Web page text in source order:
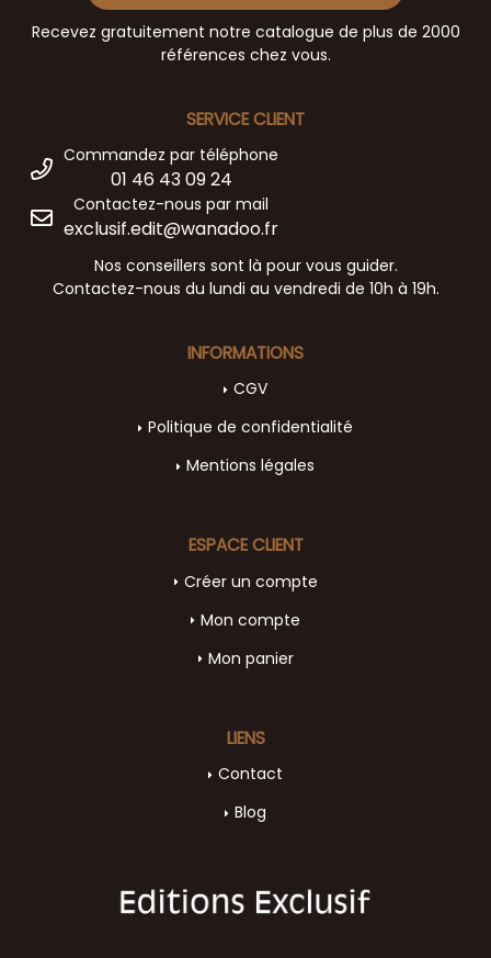
Recevez gratuitement notre catalogue de plus de 2000
références chez vous.
SERVICE CLIENT
Commandez par téléphone
01 46 43 09 24
Contactez-nous par mail
exclusif.edit@wanadoo.fr
Nos conseillers sont là pour vous guider.
Contactez-nous du lundi au vendredi de 10h à 19h.
INFORMATIONS
CGV
Politique de confidentialité
Mentions légales
LIENS
Contact
Blog
ESPACE CLIENT
Créer un compte
Mon compte
Mon panier